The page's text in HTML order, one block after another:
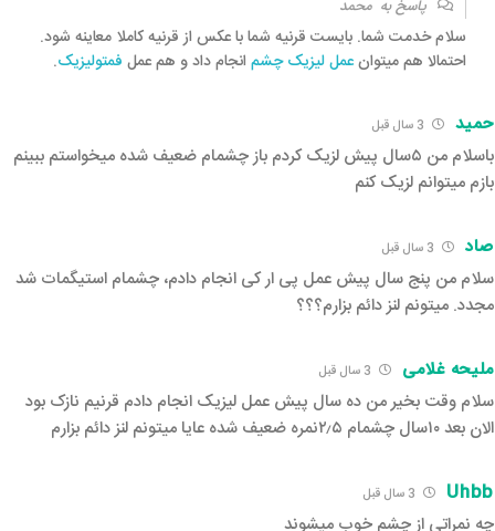
پاسخ بهمحمد
سلام خدمت شما. بایست قرنیه شما با عکس از قرنیه کاملا معاینه شود.
احتمالا هم میتوانعمل لیزیک چشم انجام داد و هم عمل فمتولیزیک.
حمید
باسلام من ۵سال پیش لزیک کردم باز چشمام ضعیف شده میخواستم ببینم
بازم میتوانم لزیک کنم
صاد
سلام من پنج سال پیش عمل پی ار کی انجام دادم، چشمام استیگمات شد
مجدد. میتونم لنز دائم بزارم؟؟؟
ملیحه غلامی
سلام وقت بخیر من ده سال پیش عمل لیزیک انجام دادم قرنیم نازک بود
الان بعد ۱۰سال چشمام ۲٫۵نمره ضعیف شده عایا میتونم لنز دائم بزارم
Uhbb
چه نمراتی از چشم خوب میشوند